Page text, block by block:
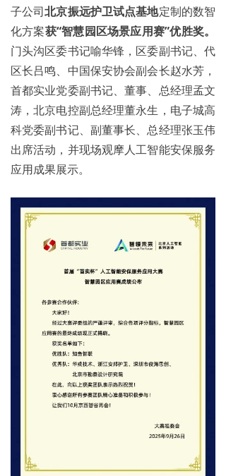
子公司北京振远护卫试点基地定制的数智
化方案获“智慧园区场景应用赛”优胜奖。
门头沟区委书记喻华锋，区委副书记、代
区长吕鸣、中国保安协会副会长赵水芳，
首都实业党委副书记、董事、总经理孟文
涛，北京电控副总经理董永生，电子城高
科党委副书记、副董事长、总经理张玉伟
出席活动，并现场观摩人工智能安保服务
应用成果展示。